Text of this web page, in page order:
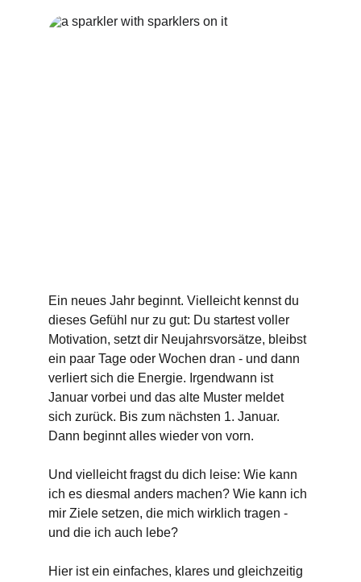
Ein neues Jahr beginnt. Vielleicht kennst du
dieses Gefühl nur zu gut: Du startest voller
Motivation, setzt dir Neujahrsvorsätze, bleibst
ein paar Tage oder Wochen dran - und dann
verliert sich die Energie. Irgendwann ist
Januar vorbei und das alte Muster meldet
sich zurück. Bis zum nächsten 1. Januar.
Dann beginnt alles wieder von vorn.
Und vielleicht fragst du dich leise: Wie kann
ich es diesmal anders machen? Wie kann ich
mir Ziele setzen, die mich wirklich tragen -
und die ich auch lebe?
Hier ist ein einfaches, klares und gleichzeitig